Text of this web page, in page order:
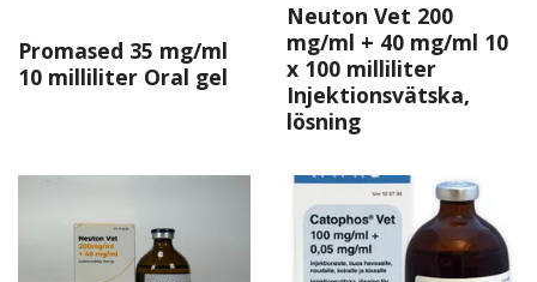
Promased 35 mg/ml
10 milliliter Oral gel
Neuton Vet 200
mg/ml + 40 mg/ml 10
x 100 milliliter
Injektionsvätska,
lösning